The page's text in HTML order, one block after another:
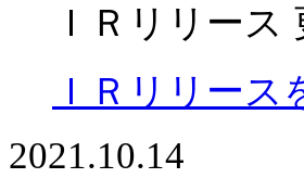
ＩＲリリー
ＩＲリリー
2021.10.14